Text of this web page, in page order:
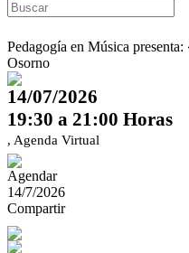
Pedagogía en Música
Osorno
14/07/2026
19:30 a 21:00 Horas
, Agenda Virtual
Agendar
14/7/2026
Compartir